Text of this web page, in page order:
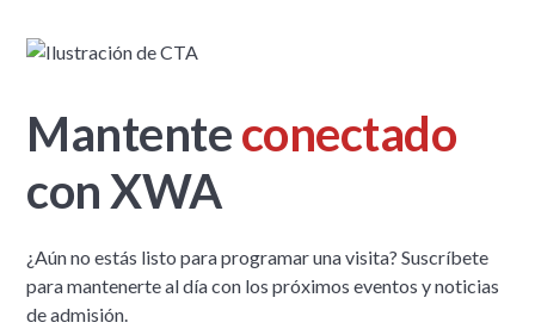
Mantenteconectado
con XWA
¿Aún no estás listo para programar una visita? Suscríbete
para mantenerte al día con los próximos eventos y noticias
de admisión.